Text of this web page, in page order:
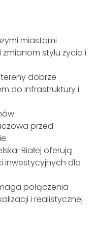
miastami
stylu życia i
dobrze
do infrastruktury i
przed
Białej oferują
inwestycyjnych dla
połączenia
i realistycznej